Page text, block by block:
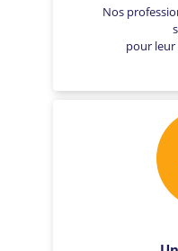
Nos
pour leur